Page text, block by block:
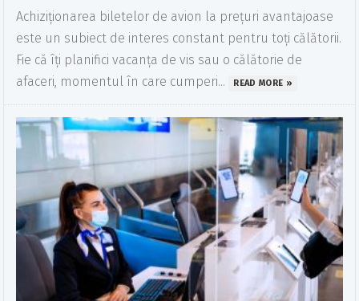
Achiziționarea biletelor de avion la prețuri avantajoase
este un subiect de interes constant pentru toți călătorii.
Fie că îți planifici vacanța de vis sau o călătorie de
afaceri, momentul în care cumperi...
READ MORE »